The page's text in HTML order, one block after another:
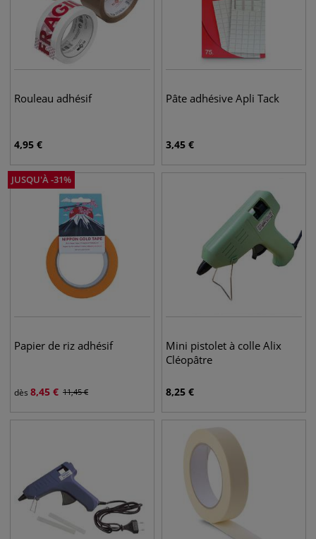
Rouleau adhésif
4,95 €
Pâte adhésive Apli Tack
3,45 €
JUSQU'À-31%
Papier de riz adhésif
dès 8,45 € 11,45€
Mini pistolet à colle Alix
Cléopâtre
8,25 €